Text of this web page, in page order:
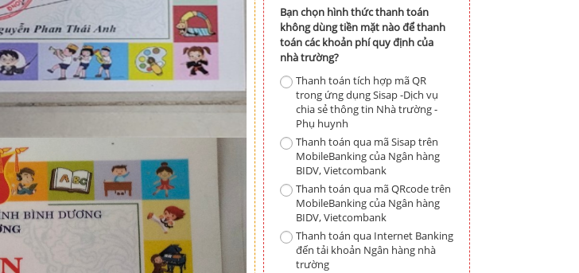
Bạn chọn hình thức thanh toán
không dùng tiền mặt nào để thanh
toán các khoản phí quy định của
nhà trường?
Thanh toán tích hợp mã QR
trong ứng dụng Sisap -Dịch vụ
chia sẻ thông tin Nhà trường -
Phụ huynh
Thanh toán qua mã Sisap trên
MobileBanking của Ngân hàng
BIDV, Vietcombank
Thanh toán qua mã QRcode trên
MobileBanking của Ngân hàng
BIDV, Vietcombank
Thanh toán qua Internet Banking
đến tải khoản Ngân hàng nhà
trường